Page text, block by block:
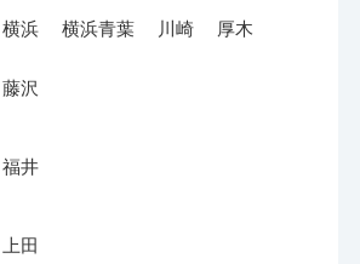
横浜 横浜青葉 川崎 厚木
藤沢
福井
上田